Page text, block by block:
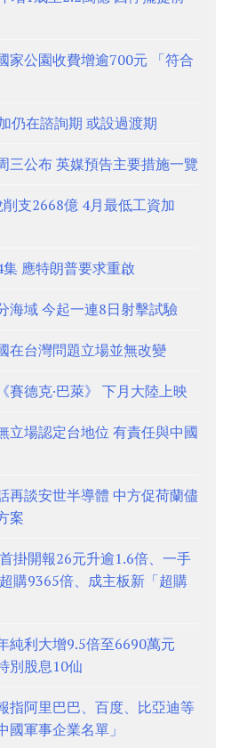
家公園收費增逾700元 「符合
仍在諮詢期 或設過渡期
三公布 英媒預告主要措施一覽
支2668億 4月最低工資加
應特朗普要求重啟
海域 今起一連8日射擊試驗
在台灣問題立場並無改變
賽德克·巴萊》 下月大陸上映
立場認定台地位 有責任與中國
再談安世半導體 中方促荷蘭儘
案
掛開報26元升逾1.6倍、一手
購9365倍、成主板新「超購
純利大增9.5倍至6690萬元
別股息10仙
指阿里巴巴、百度、比亞迪等
國軍事企業名單」